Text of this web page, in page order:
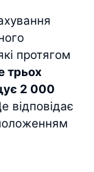
протягом
трьох
2 000
відповідає